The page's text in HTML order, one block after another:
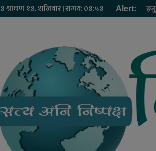
श्रावण २३, शनिबार | समय: ०३:५३ Alert: